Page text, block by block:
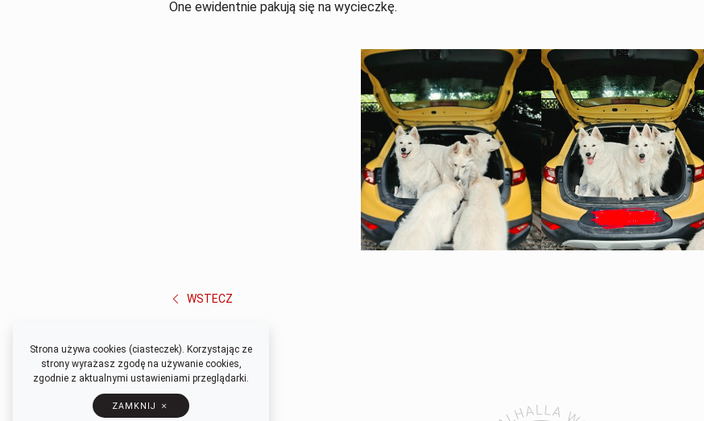
One ewidentnie pakują się na wycieczkę.
WSTECZ
Strona używa cookies (ciasteczek). Korzystając ze
strony wyrażasz zgodę na używanie cookies,
zgodnie z aktualnymi ustawieniami przeglądarki.
ZAMKNIJ